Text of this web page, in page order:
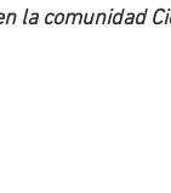
la comunidad